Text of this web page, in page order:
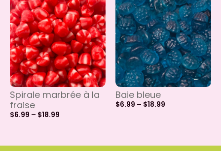
Spirale marbrée à la
fraise
$6.99 – $18.99
Baie bleue
$6.99 – $18.99